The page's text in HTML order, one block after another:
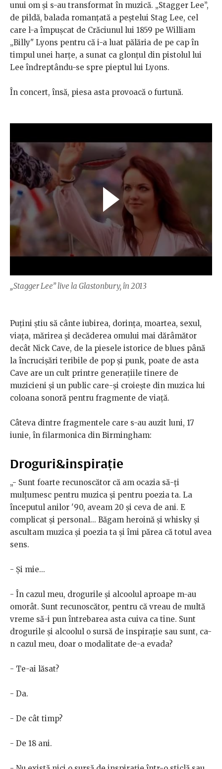
unui om și s-au transformat în muzică. „Stagger Lee”,
de pildă, balada romanțată a peștelui Stag Lee, cel
care l-a împușcat de Crăciunul lui 1859 pe William
„Billy" Lyons pentru că i-a luat pălăria de pe cap în
timpul unei harțe, a sunat ca glonțul din pistolul lui
Lee îndreptându-se spre pieptul lui Lyons.
În concert, însă, piesa asta provoacă o furtună.
„Stagger Lee” live la Glastonbury, în 2013
Puțini știu să cânte iubirea, dorința, moartea, sexul,
viața, mărirea și decăderea omului mai dărâmător
decât Nick Cave, de la piesele istorice de blues până
la încrucișări teribile de pop și punk, poate de asta
Cave are un cult printre generațiile tinere de
muzicieni și un public care-și croiește din muzica lui
coloana sonoră pentru fragmente de viață.
Câteva dintre fragmentele care s-au auzit luni, 17
iunie, în filarmonica din Birmingham:
Droguri&inspirație
„- Sunt foarte recunoscător că am ocazia să-ți
mulțumesc pentru muzica și pentru poezia ta. La
începutul anilor '90, aveam 20 și ceva de ani. E
complicat și personal... Băgam heroină și whisky și
ascultam muzica și poezia ta și îmi părea că totul avea
sens.
- Și mie...
- În cazul meu, drogurile și alcoolul aproape m-au
omorât. Sunt recunoscător, pentru că vreau de multă
vreme să-i pun întrebarea asta cuiva ca tine. Sunt
drogurile și alcoolul o sursă de inspirație sau sunt, ca-
n cazul meu, doar o modalitate de-a evada?
- Te-ai lăsat?
- Da.
- De cât timp?
- De 18 ani.